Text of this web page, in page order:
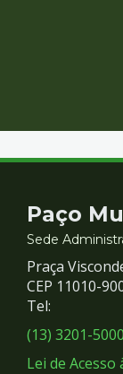
e
Sociais
Paço
Sede
Praça
CEP 11010-
Tel:
(13) 3201-5000
Lei de